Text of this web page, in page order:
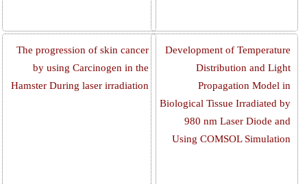
Development of Temperature
Distribution and Light
Propagation Model in
Biological Tissue Irradiated by
980 nm Laser Diode and
Using COMSOL Simulation
The progression of skin cancer
by using Carcinogen in the
Hamster During laser irradiation